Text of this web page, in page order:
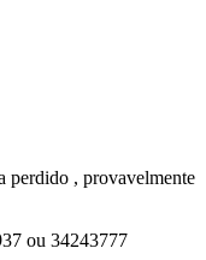
perdido , provavelmente
ou 34243777